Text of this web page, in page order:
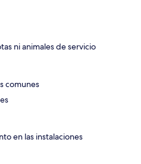
ni animales de servicio
comunes
en las instalaciones